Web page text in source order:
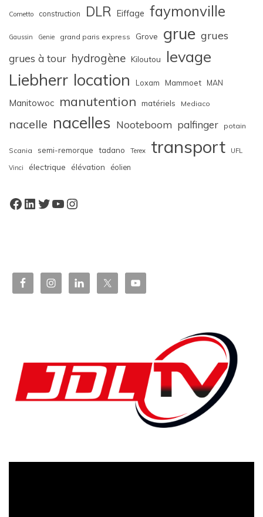
Cometto construction DLR Eiffage faymonville
Gaussin Genie grand paris express Grove grue grues
grues à tour hydrogène Kiloutou levage
Liebherr location Loxam Mammoet MAN
Manitowoc manutention matériels Mediaco
nacelle nacelles Nooteboom palfinger potain
Scania semi-remorque tadano Terex transport UFL
Vinci électrique élévation éolien
Facebook
LinkedIn
Twitter
YouTube
Instagram